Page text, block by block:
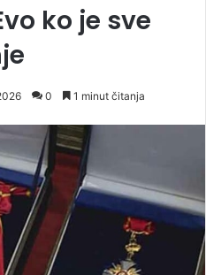
ko je sve
0 1 minut čitanja